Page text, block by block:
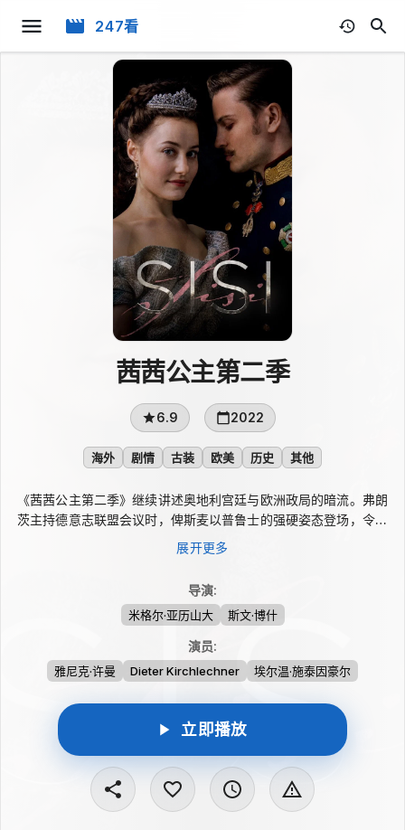
247看
茜茜公主第二季
6.9 2022
海外 剧情 古装 欧美 历史 其他
《茜茜公主第二季》继续讲述奥地利宫廷与欧洲政局的暗流。弗朗
茨主持德意志联盟会议时，俾斯麦以普鲁士的强硬姿态登场，令他
意识到冲突或将难以避免，却又受制于军力与巨额军费。为争取拿
破仑三世的贷款，皇室夫妇前往比亚里茨；贷款虽有眉目，怀疑也
是否仍保持忠诚。
展开更多
导演:
米格尔·亚历山大 斯文·博什
演员:
雅尼克·许曼 Dieter Kirchlechner 埃尔温·施泰因豪尔
立即播放